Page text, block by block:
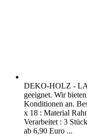
DEKO-HOLZ -
geeignet. Wir
Konditionen an.
x 18 : Material
Verarbeitet : 3
ab 6,90 Euro ...